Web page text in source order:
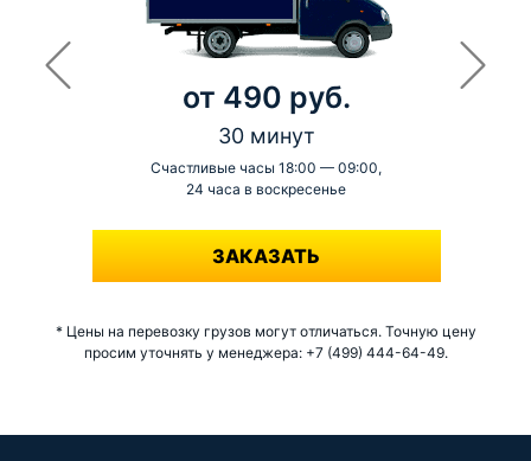
от 490 руб.
30 минут
Счастливые часы 18:00 — 09:00,
24 часа в воскресенье
-
ЗАКАЗАТЬ
* Цены на перевозку грузов могут отличаться. Точную цену
просим уточнять у менеджера: +7 (499) 444-64-49.